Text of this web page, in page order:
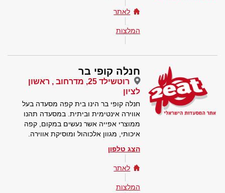
לאתר
המלצות
חנלה קופי בר
רוטשילד 25, מדרחוב , ראשון
לציון
חנלה קופי בר הינו בית קפה מסעדה בעל
אווירה אינטימית וביתית. במסעדה תהנו
ממוצרי אפייה אשר נעשים במקום, קפה
איכותי, מגוון אלכוהול ומוסיקת אווירה.
הצג טלפון
לאתר
המלצות